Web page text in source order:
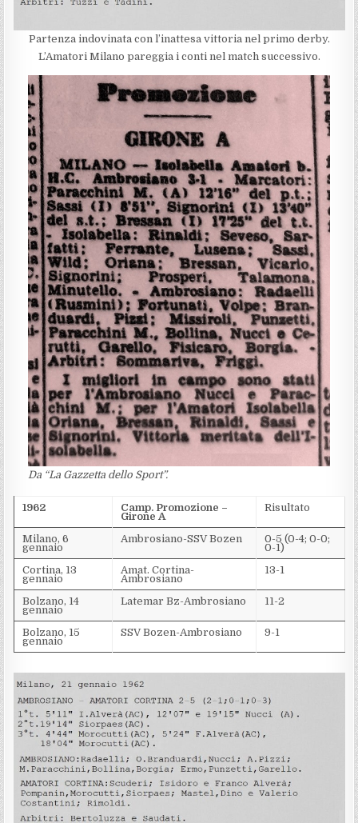
Partenza indovinata con l’inattesa vittoria nel primo derby.
L’Amatori Milano pareggia i conti nel match successivo.
Da “La Gazzetta dello Sport”.
1962 Camp. Promozione –
Girone A
Risultato
Milano, 6
gennaio
Ambrosiano-SSV Bozen 0-5 (0-4; 0-0;
0-1)
Cortina, 13
gennaio
Amat. Cortina-
Ambrosiano
13-1
Bolzano, 14
gennaio
Latemar Bz-Ambrosiano 11-2
Bolzano, 15
gennaio
SSV Bozen-Ambrosiano 9-1